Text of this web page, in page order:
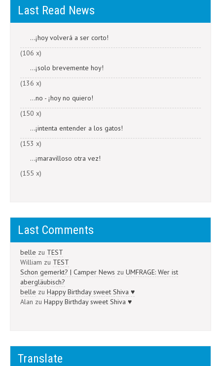
Last Read News
...¡hoy volverá a ser corto!
(106 x)
...¡solo brevemente hoy!
(136 x)
...no - ¡hoy no quiero!
(150 x)
...¡intenta entender a los gatos!
(153 x)
...¡maravilloso otra vez!
(155 x)
Last Comments
belle zu TEST
William zu TEST
Schon gemerkt? | Camper News zu UMFRAGE: Wer ist
abergläubisch?
belle zu Happy Birthday sweet Shiva ♥
Alan zu Happy Birthday sweet Shiva ♥
Translate